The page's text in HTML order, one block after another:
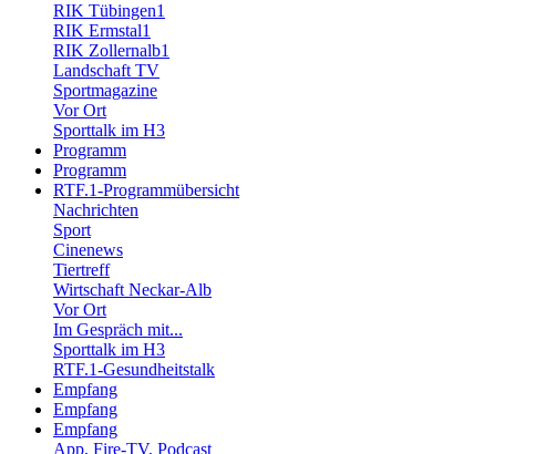
RIK Tübingen1
RIK Ermstal1
RIK Zollernalb1
Landschaft TV
Sportmagazine
Vor Ort
Sporttalk im H3
Programm
Programm
RTF.1-Programmübersicht
Nachrichten
Sport
Cinenews
Tiertreff
Wirtschaft Neckar-Alb
Vor Ort
Im Gespräch mit...
Sporttalk im H3
RTF.1-Gesundheitstalk
Empfang
Empfang
Empfang
App, Fire-TV, Podcast